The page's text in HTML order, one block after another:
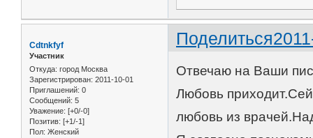
Поделиться
Cdtnkfyf
Участник
Откуда: город Москва
Зарегистрирован: 2011-10-01
Приглашений: 0
Сообщений: 5
Уважение: [+0/-0]
Позитив: [+1/-1]
Пол: Женский
Отвечаю на Ваши
Любовь
любовь из